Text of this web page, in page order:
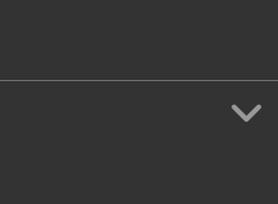
la Ciudad Perdida